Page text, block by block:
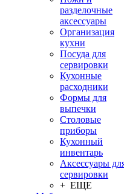
разделочные
аксессуары
Организация
кухни
Посуда для
сервировки
Кухонные
расходники
Формы для
выпечки
Столовые
приборы
Кухонный
инвентарь
Аксессуары
сервировки
+ ЕЩЕ